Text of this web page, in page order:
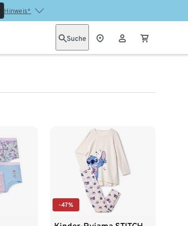
Hinweis*
Suche
-47%